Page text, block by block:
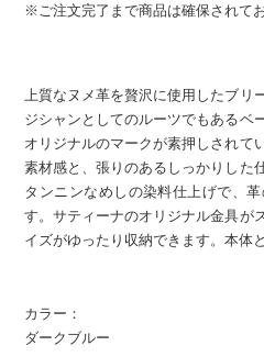
※ご注文完了まで商品は確保されて
上質なヌメ革を贅沢に使用したブリ
ジシャンとしてのルーツでもあるベ
オリジナルのマークが素押しされて
素材感と、張りのあるしっかりした
タンニンなめしの染料仕上げで、
す。サティーナのオリジナル金具が
イズがゆったり収納できます。本体
カラー：
ダークブルー